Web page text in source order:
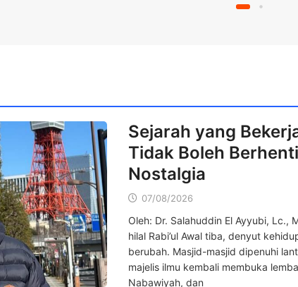
Sejarah yang
Tidak Boleh
Nostalgia
07/08/2026
Oleh: Dr. Salahuddin El Ayyubi, Lc.,
hilal Rabi’ul Awal tiba, denyut
berubah. Masjid-masjid dipenuhi
majelis ilmu kembali membuka
Nabawiyah, dan